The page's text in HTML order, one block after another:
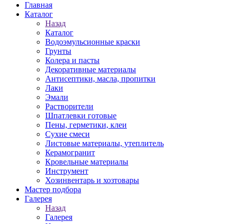
Главная
Каталог
Назад
Каталог
Водоэмульсионные краски
Грунты
Колера и пасты
Декоративные материалы
Антисептики, масла, пропитки
Лаки
Эмали
Растворители
Шпатлевки готовые
Пены, герметики, клеи
Сухие смеси
Листовые материалы, утеплитель
Керамогранит
Кровельные материалы
Инструмент
Хозинвентарь и хозтовары
Мастер подбора
Галерея
Назад
Галерея